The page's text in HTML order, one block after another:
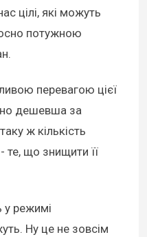
цілі, які можуть
потужною
перевагою цієї
дешевша за
ж кількість
те, що знищити її
у режимі
Ну це не зовсім